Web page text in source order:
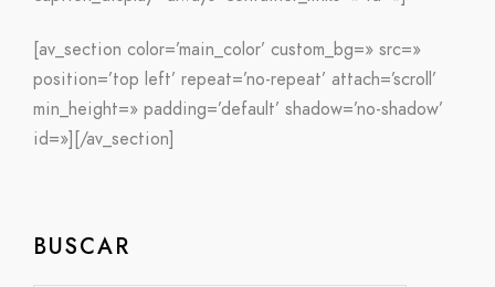
[av_section color=’main_color’ custom_bg=» src=»
position=’top left’ repeat=’no-repeat’ attach=’scroll’
min_height=» padding=’default’ shadow=’no-shadow’
id=»][/av_section]
BUSCAR